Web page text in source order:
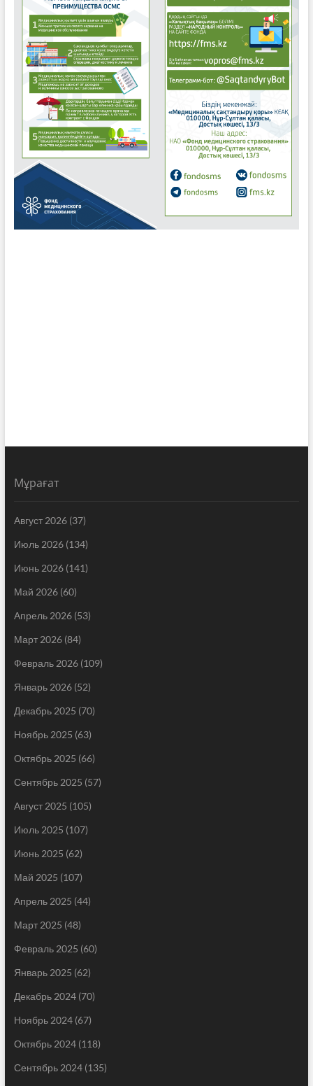
Мұрағат
Август 2026(37)
Июль 2026(134)
Июнь 2026(141)
Май 2026(60)
Апрель 2026(53)
Март 2026(84)
Февраль 2026(109)
Январь 2026(52)
Декабрь 2025 (70)
Ноябрь 2025 (63)
Октябрь 2025 (66)
Сентябрь 2025 (57)
Август 2025 (105)
Июль 2025 (107)
Июнь 2025 (62)
Май 2025 (107)
Апрель 2025 (44)
Март 2025 (48)
Февраль 2025 (60)
Январь 2025 (62)
Декабрь 2024(70)
Ноябрь 2024(67)
Октябрь 2024(118)
Сентябрь 2024(135)